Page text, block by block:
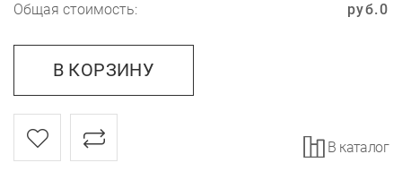
Общая стоимость: 0
руб.
В КОРЗИНУ
В каталог